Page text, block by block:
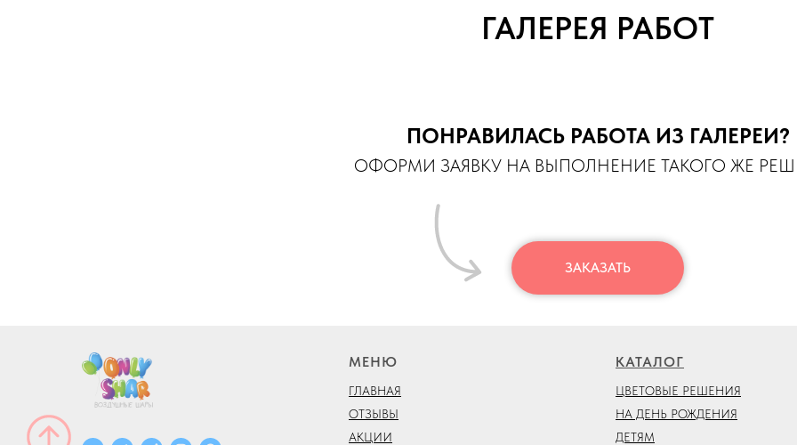
ГАЛЕРЕЯ РАБОТ
ПОНРАВИЛАСЬ РАБОТА ИЗ ГАЛЕРЕИ?
ОФОРМИ ЗАЯВКУ НА ВЫПОЛНЕНИЕ ТАКОГО ЖЕ
ЗАКАЗАТЬ
МЕНЮ
ГЛАВНАЯ
ОТЗЫВЫ
АКЦИИ
КАТАЛОГ
ЦВЕТОВЫЕ РЕШЕНИЯ
НА ДЕНЬ РОЖДЕНИЯ
ДЕТЯМ